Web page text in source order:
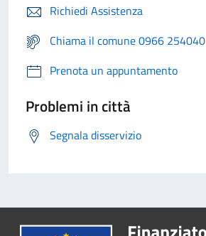
Richiedi Assistenza
Chiama il comune 0966 254040
Prenota un appuntamento
Problemi in città
Segnala disservizio